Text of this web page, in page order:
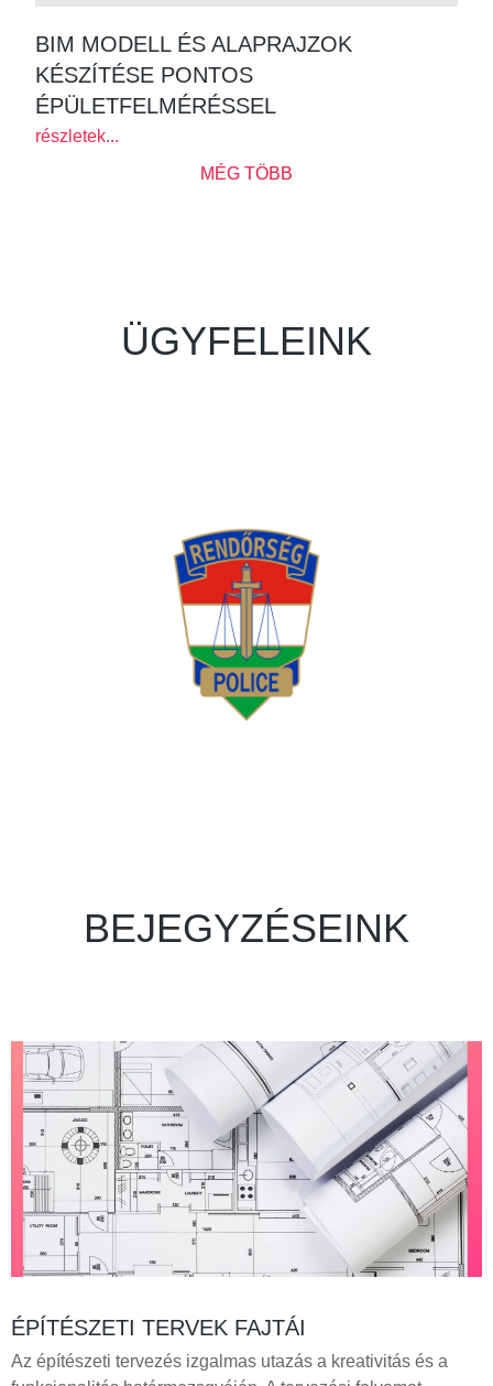
BIM MODELL ÉS ALAPRAJZOK
KÉSZÍTÉSE PONTOS
ÉPÜLETFELMÉRÉSSEL
részletek...
MÉG TÖBB
ÜGYFELEINK
BEJEGYZÉSEINK
ÉPÍTÉSZETI TERVEK FAJTÁI
Az építészeti tervezés izgalmas utazás a kreativitás és a